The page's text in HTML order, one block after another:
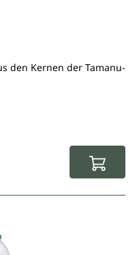
den Kernen der Tamanu-